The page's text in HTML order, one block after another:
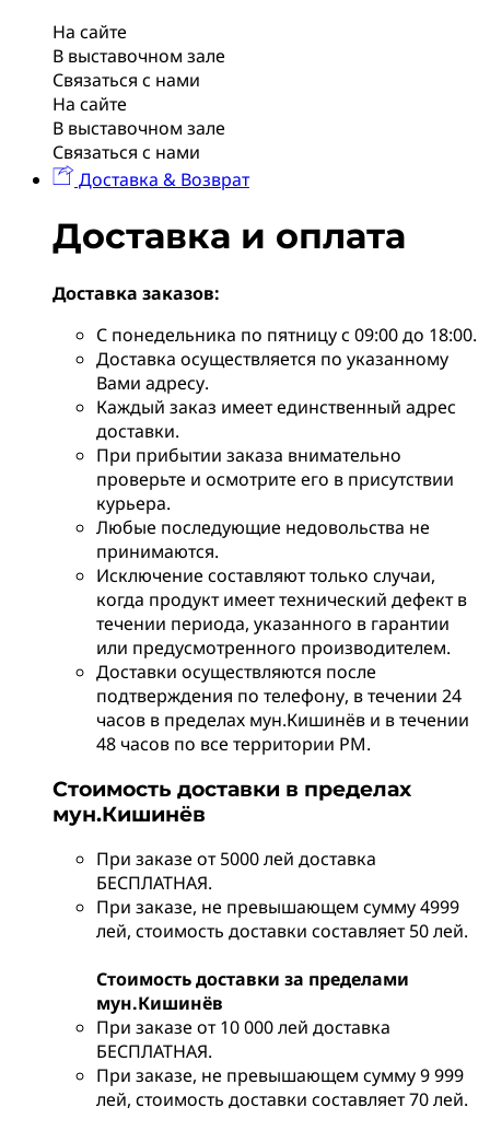
На сайте
В выставочном зале
Связаться с нами
На сайте
В выставочном зале
Связаться с нами
Доставка & Возврат
Доставка и оплата
Доставка заказов:
С понедельника по пятницу с 09:00 до 18:00.
Доставка осуществляется по указанному
Вами адресу.
Каждый заказ имеет единственный адрес
доставки.
При прибытии заказа внимательно
проверьте и осмотрите его в присутствии
курьера.
Любые последующие недовольства не
принимаются.
Исключение составляют только случаи,
когда продукт имеет технический дефект в
течении периода, указанного в гарантии
или предусмотренного производителем.
Доставки осуществляются после
подтверждения по телефону, в течении 24
часов в пределах мун.Кишинёв и в течении
48 часов по все территории РМ.
Стоимость доставки в пределах
мун.Кишинёв
При заказе от 5000 лей доставка
БЕСПЛАТНАЯ.
При заказе, не превышающем сумму 4999
лей, стоимость доставки составляет 50 лей.
Стоимость доставки за пределами
мун.Кишинёв
При заказе от 10 000 лей доставка
БЕСПЛАТНАЯ.
При заказе, не превышающем сумму 9 999
лей, стоимость доставки составляет 70 лей.